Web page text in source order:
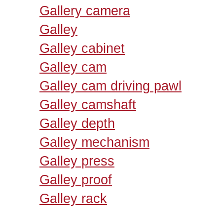
Gallery camera
Galley
Galley cabinet
Galley cam
Galley cam driving pawl
Galley camshaft
Galley depth
Galley mechanism
Galley press
Galley proof
Galley rack